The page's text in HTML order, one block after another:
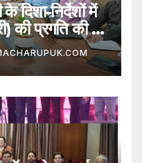
दिशा-निर्देशों में
की प्रगति की हुई